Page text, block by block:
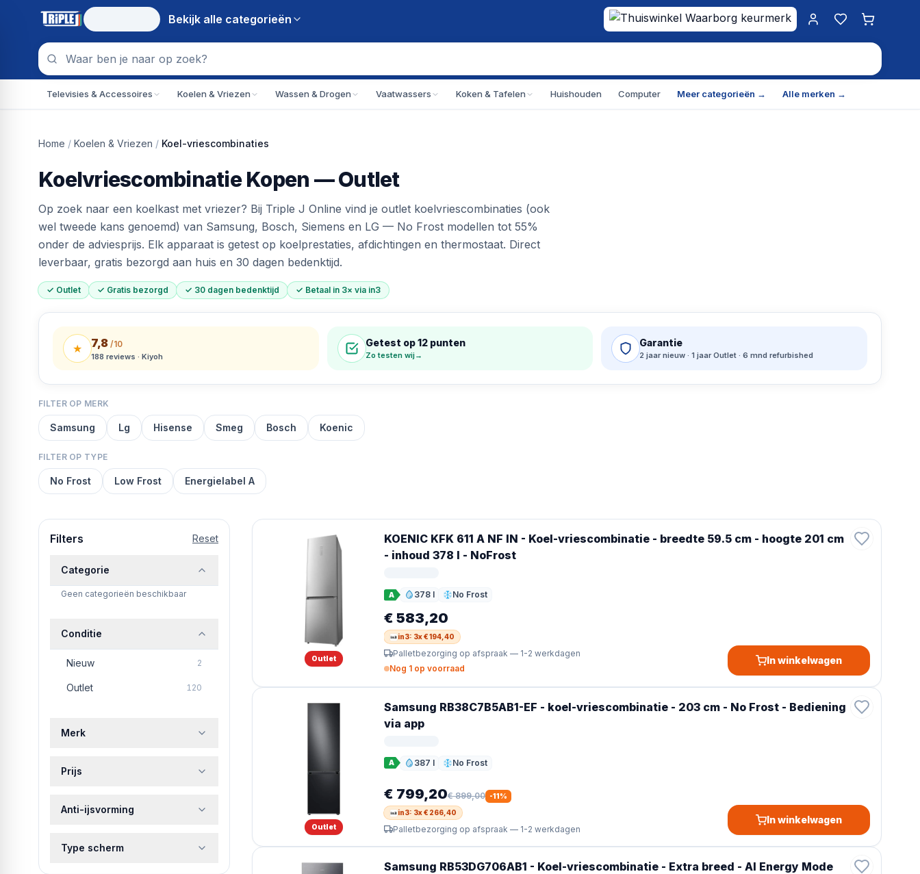
Bekijk alle categorieën
Mijn account
Favorieten
Televisies & Accessoires Koelen & Vriezen Wassen & Drogen Vaatwassers Koken & Tafelen Huishouden Computer Meer categorieën → Alle merken →
Home / Koelen & Vriezen / Koel-vriescombinaties
Koelvriescombinatie Kopen — Outlet
Op zoek naar een koelkast met vriezer? Bij Triple J Online vind je outlet koelvriescombinaties (ook
wel tweede kans genoemd) van Samsung, Bosch, Siemens en LG — No Frost modellen tot 55%
onder de adviesprijs. Elk apparaat is getest op koelprestaties, afdichtingen en thermostaat. Direct
leverbaar, gratis bezorgd aan huis en 30 dagen bedenktijd.
✓ Outlet ✓ Gratis bezorgd ✓ 30 dagen bedenktijd ✓ Betaal in 3× via in3
★ 7,8 /10
188 reviews · Kiyoh
Getest op 12 punten
Zo testen wij→
Garantie
2 jaar nieuw · 1 jaar Outlet · 6 mnd refurbished
FILTER OP MERK
Samsung Lg Hisense Smeg Bosch Koenic
FILTER OP TYPE
No Frost Low Frost Energielabel A
Filters Reset
Categorie
Geen categorieën beschikbaar
Conditie
Nieuw 2
Outlet 120
Merk
Prijs
Anti-ijsvorming
Type scherm
Outlet
KOENIC KFK 611 A NF IN - Koel-vriescombinatie - breedte 59.5 cm - hoogte 201 cm
- inhoud 378 l - NoFrost
A 378 l
Inhoud No Frost
Ontdooien
€ 583,20
in3: 3x € 194,40
Palletbezorging op afspraak — 1-2 werkdagen
Nog 1 op voorraad
In winkelwagen
Outlet
Samsung RB38C7B5AB1-EF - koel-vriescombinatie - 203 cm - No Frost - Bediening
via app
A 387 l
Inhoud No Frost
Ontdooien
€ 799,20€ 899,00 -11%
in3: 3x € 266,40
Palletbezorging op afspraak — 1-2 werkdagen
In winkelwagen
Samsung RB53DG706AB1 - Koel-vriescombinatie - Extra breed - AI Energy Mode